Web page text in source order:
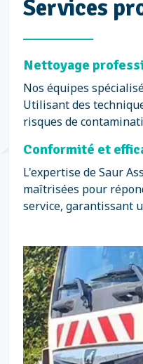
Services
Nettoyage
Nos équipes
Utilisant des
risques de
Conformité et
L'expertise de Saur
maîtrisées pour
service, garantissant